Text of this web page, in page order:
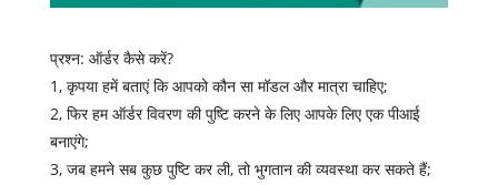
प्रश्न: ऑर्डर कैसे करें?
1, कृपया हमें बताएं कि आपको कौन सा मॉडल और मात्रा चाहिए;
2, फिर हम ऑर्डर विवरण की पुष्टि करने के लिए आपके लिए एक पीआई
बनाएंगे;
3, जब हमने सब कुछ पुष्टि कर ली, तो भुगतान की व्यवस्था कर सकते हैं;